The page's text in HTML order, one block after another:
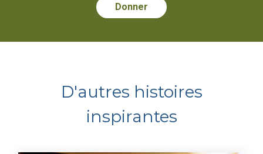
Donner
D'autres histoires
inspirantes